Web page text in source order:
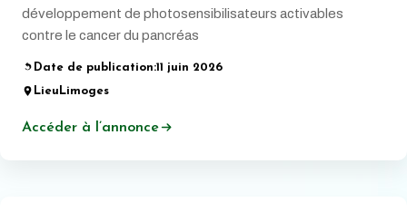
développement de photosensibilisateurs activables
contre le cancer du pancréas
Date de publication:11 juin 2026
Lieu Limoges
Accéder à l’annonce